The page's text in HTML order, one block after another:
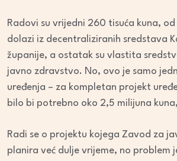
Radovi su vrijedni 260 tisuća kuna, od
dolazi iz decentraliziranih sredstava
županije, a ostatak su vlastita
javno zdravstvo. No, ovo je samo
uređenja – za kompletan projekt
bilo bi potrebno oko 2,5 milijuna
Radi se o projektu kojega Zavod za
planira već dulje vrijeme, no problem